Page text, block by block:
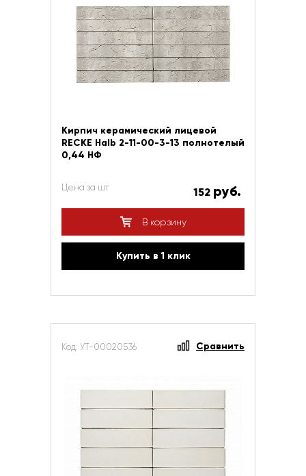
Кирпич керамический лицевой
RECKE Halb 2-11-00-3-13 полнотелый
0,44 НФ
Цена за шт 152 руб.
В корзину
Купить в 1 клик
Код: УТ-00020536 Сравнить